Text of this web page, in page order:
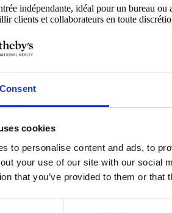
Consent
cookies
to personalise content and ads, to
your use of our site with our social
that you’ve provided to them or
indépendante, idéal pour un bureau
clients et collaborateurs en toute
25 m², accessible indépendamment,
qui valorise lumière naturelle, espace
de Lisbonne, entre ambassades,
un accès rapide au centre-ville, cet
potentiel professionnel intégré, dans